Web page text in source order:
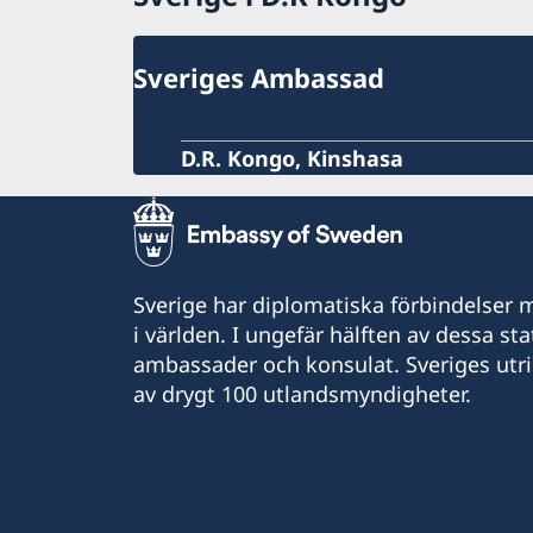
Sveriges Ambassad
D.R. Kongo, Kinshasa
Sverige har diplomatiska förbindelser
i världen. I ungefär hälften av dessa
ambassader och konsulat. Sveriges
av drygt 100 utlandsmyndigheter.